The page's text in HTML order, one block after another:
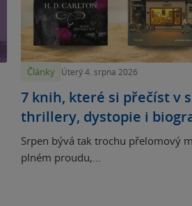
Články Úterý 4. srpna 2026
7 knih, které si přečíst v
thrillery, dystopie i
Srpen bývá tak trochu přelomový
plném proudu,...